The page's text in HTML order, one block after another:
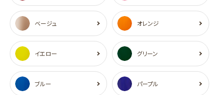
ベージュ オレンジ
イエロー グリーン
ブルー パープル